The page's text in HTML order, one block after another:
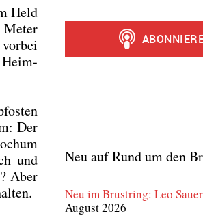
Held
Meter
Heim­
Der
und
Aber
Neu auf Rund um den
Neu im Brustring: Leo Sauer
August 2026